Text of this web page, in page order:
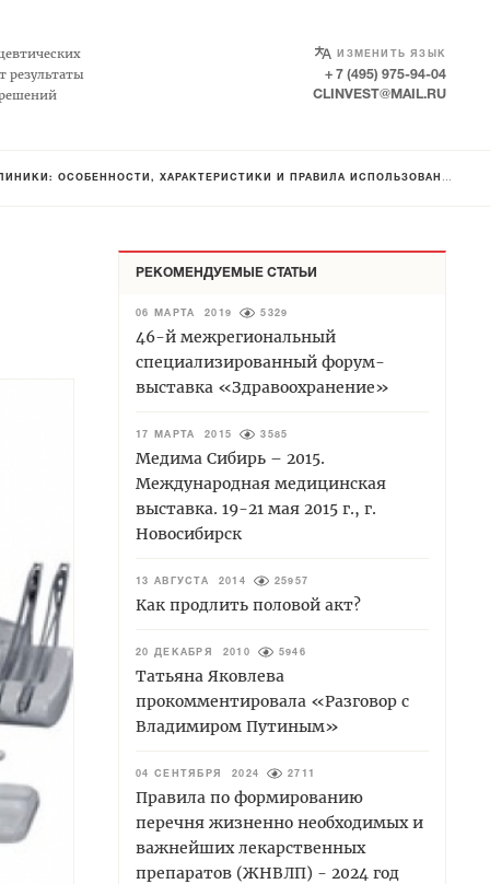
результаты
ИЗМЕНИТЬ ЯЗЫК
SELECT LANGUAGE
+ 7 (495) 975-94-04
CLINVEST@MAIL.RU
ОСОБЕННОСТИ, ХАРАКТЕРИСТИКИ И ПРАВИЛА ИСПОЛЬЗОВАНИЯ
РЕКОМЕНДУЕМЫЕ СТАТЬИ
06 МАРТА 2019 5329
46-й межрегиональный
специализированный форум-
выставка «Здравоохранение»
17 МАРТА 2015 3585
Медима Сибирь – 2015.
Международная медицинская
выставка. 19-21 мая 2015 г., г.
Новосибирск
13 АВГУСТА 2014 25957
Как продлить половой акт?
20 ДЕКАБРЯ 2010 5946
Татьяна Яковлева
прокомментировала «Разговор с
Владимиром Путиным»
04 СЕНТЯБРЯ 2024 2711
Правила по формированию
перечня жизненно необходимых и
важнейших лекарственных
препаратов (ЖНВЛП) - 2024 год